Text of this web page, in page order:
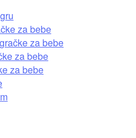
za bebe
za bebe
za bebe
za bebe